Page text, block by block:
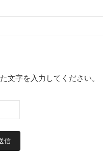
文字を入力してください。